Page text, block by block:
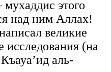
этого
над ним Аллах!
великие
исследования (на
аль-